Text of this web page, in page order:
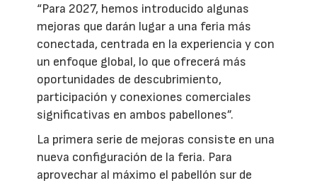
“Para 2027, hemos introducido algunas
mejoras que darán lugar a una feria más
conectada, centrada en la experiencia y con
un enfoque global, lo que ofrecerá más
oportunidades de descubrimiento,
participación y conexiones comerciales
significativas en ambos pabellones”.
La primera serie de mejoras consiste en una
nueva configuración de la feria. Para
aprovechar al máximo el pabellón sur de